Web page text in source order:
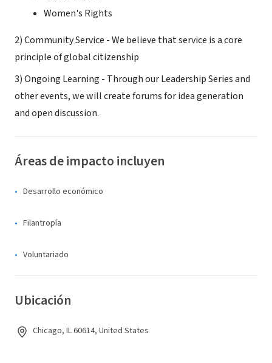
Women's Rights
2) Community Service - We believe that service is a core
principle of global citizenship
3) Ongoing Learning - Through our Leadership Series and
other events, we will create forums for idea generation
and open discussion.
Áreas de impacto incluyen
Desarrollo económico
Filantropía
Voluntariado
Ubicación
Chicago, IL 60614, United States